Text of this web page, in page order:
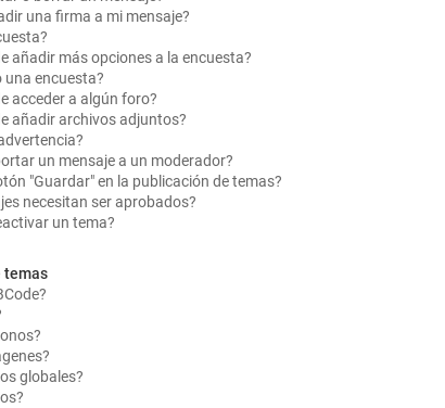
una firma a mi mensaje?
añadir más opciones a la encuesta?
una encuesta?
acceder a algún foro?
añadir archivos adjuntos?
un mensaje a un moderador?
"Guardar" en la publicación de temas?
necesitan ser aprobados?
un tema?
temas
globales?